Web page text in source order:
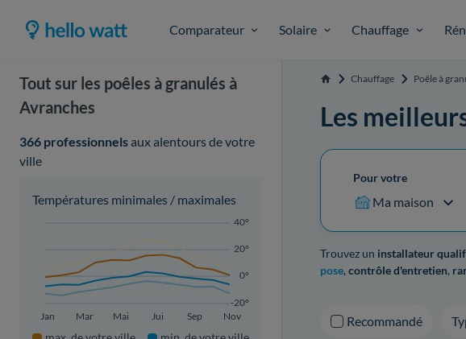
Comparateur Solaire Chauffage
Tout sur les poêles à granulés à
Avranches
366 professionnelsaux alentours de votre
ville
Températures minimales / maximales
-20°
0°
20°
40°
Jan Mar Mai Jui Sep Nov
Accueil Chauffage Poêle à
Les
Pour votre
Ma maison
Trouvez un installateur
pose, contrôle d'entretien,
Recommandé